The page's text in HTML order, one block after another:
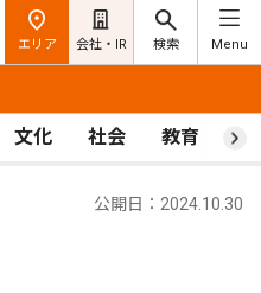
エリア 会社・IR 検索 Menu
文化 社会 教育 ス
公開日：2024.10.30